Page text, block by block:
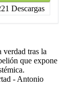
Descargas
tras la
que expone
- Antonio